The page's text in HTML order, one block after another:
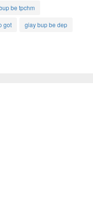
be tpchm
got giay bup be dep